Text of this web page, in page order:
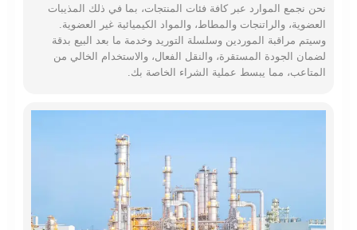
نحن نجمع الموارد عبر كافة فئات المنتجات، بما في ذلك المذيبات
العضوية، والراتنجات والمطاط، والمواد الكيميائية غير العضوية.
وسيتم مراقبة الموردين وسلسلة التوريد وخدمة ما بعد البيع بدقة
لضمان الجودة المستقرة، والنقل الفعال، والاستخدام الخالي من
المتاعب، مما يبسط عملية الشراء الخاصة بك.